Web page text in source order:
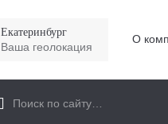
Екатеринбург
Ваша геолокация
О